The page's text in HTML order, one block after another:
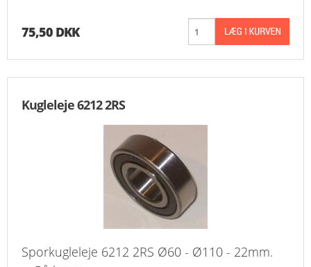
75,50 DKK
Kugleleje 6212 2RS
Sporkugleleje 6212 2RS Ø60 - Ø110 - 22mm.